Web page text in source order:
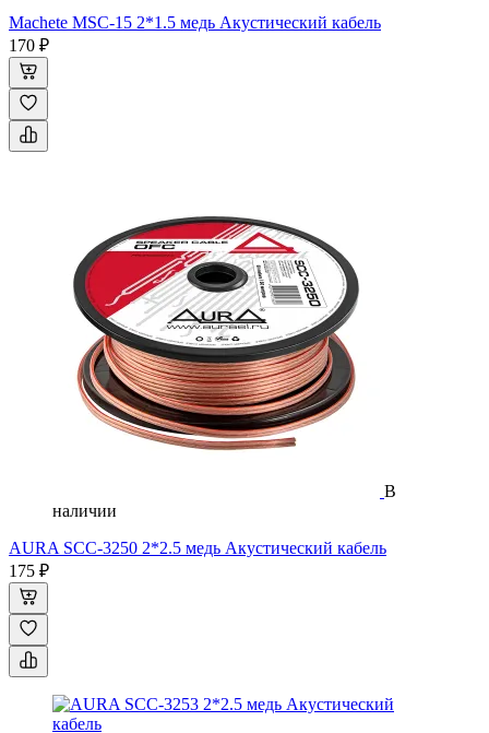
Machete MSC-15 2*1.5 медь Акустический кабель
170 ₽
В
наличии
AURA SCC-3250 2*2.5 медь Акустический кабель
175 ₽